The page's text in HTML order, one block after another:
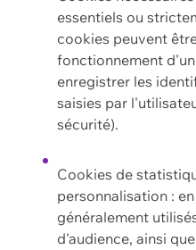
essentiels ou
cookies peuvent
fonctionnement
enregistrer les
saisies par
sécurité).
Cookies de
personnalisation :
généralement
d'audience, ainsi